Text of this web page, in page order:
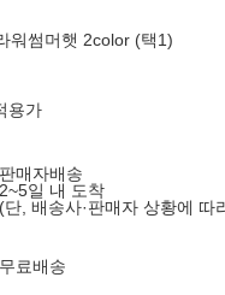
워썸머햇 2color (택1)
용가
판매자배송
2~5일 내 도착
(단, 배송사·판매자 상황에 따
무료배송